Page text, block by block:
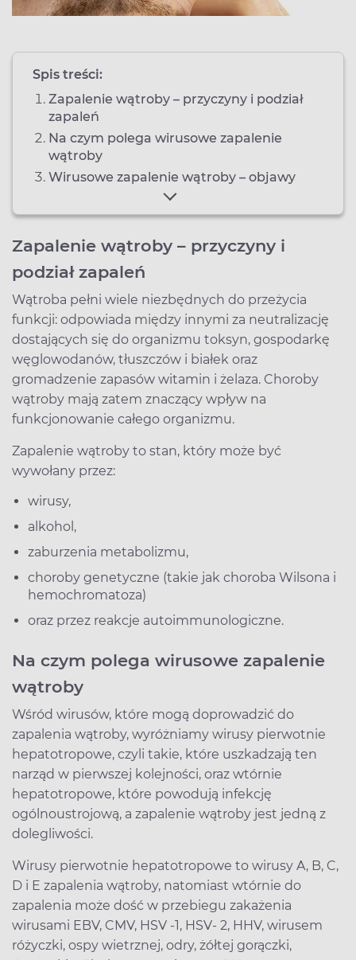
Spis treści:
Zapalenie wątroby – przyczyny i podział
zapaleń
Na czym polega wirusowe zapalenie
wątroby
Wirusowe zapalenie wątroby – objawy
Zapalenie wątroby – przyczyny i
podział zapaleń
Wątroba pełni wiele niezbędnych do przeżycia
funkcji: odpowiada między innymi za neutralizację
dostających się do organizmu toksyn, gospodarkę
węglowodanów, tłuszczów i białek oraz
gromadzenie zapasów witamin i żelaza. Choroby
wątroby mają zatem znaczący wpływ na
funkcjonowanie całego organizmu.
Zapalenie wątroby to stan, który może być
wywołany przez:
wirusy,
alkohol,
zaburzenia metabolizmu,
choroby genetyczne (takie jak choroba Wilsona i
hemochromatoza)
oraz przez reakcje autoimmunologiczne.
Na czym polega wirusowe zapalenie
wątroby
Wśród wirusów, które mogą doprowadzić do
zapalenia wątroby, wyróżniamy wirusy pierwotnie
hepatotropowe, czyli takie, które uszkadzają ten
narząd w pierwszej kolejności, oraz wtórnie
hepatotropowe, które powodują infekcję
ogólnoustrojową, a zapalenie wątroby jest jedną z
dolegliwości.
Wirusy pierwotnie hepatotropowe to wirusy A, B, C,
D i E zapalenia wątroby, natomiast wtórnie do
zapalenia może dość w przebiegu zakażenia
wirusami EBV, CMV, HSV -1, HSV- 2, HHV, wirusem
różyczki, ospy wietrznej, odry, żółtej gorączki,